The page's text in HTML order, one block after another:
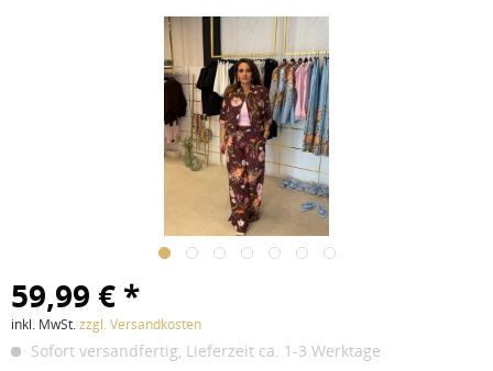
59,99 € *
inkl. MwSt.zzgl. Versandkosten
Sofort versandfertig, Lieferzeit ca. 1-3 Werktage